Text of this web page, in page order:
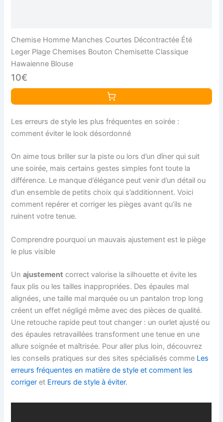
Chemise Homme Manches Courtes Décontractée Été
Leger Plage Chemises Bouton Chemisette Classique
Hawaienne Blouse
10€
Les erreurs de style les plus fréquentes en soirée :
comment éviter le look désordonné
On aime tous briller sur la piste ou lors d’un dîner qui suit
une soirée, mais certains gestes simples font toute la
différence. Le manque d’élégance peut venir d’un détail ou
d’un ensemble de petits choix qui s’additionnent. Voici
comment repérer et corriger les pièges avant qu’ils ne
ruinent votre tenue.
Comprendre pourquoi un mauvais ajustement est le piège
le plus visible
Unajustement correct valorise la silhouette et évite les
faux plis ou les tailles inappropriées. Des épaules mal
alignées, une taille mal marquée ou un pantalon trop long
créent un effet négligé même avec des pièces de qualité.
Une retouche rapide peut tout changer : un ourlet ajusté ou
des épaules retravaillées transforment une tenue en une
allure soignée et maîtrisée. Pour aller plus loin, découvrez
les conseils pratiques sur des sites spécialisés comme Les
erreurs fréquentes en matière de style et comment les
corriger et Erreurs de style à éviter.